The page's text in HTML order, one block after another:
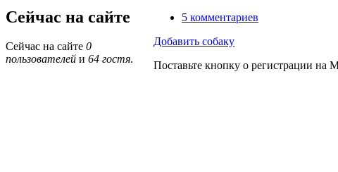
Сейчас на сайте
Сейчас на сайте 0
пользователей и 64 гостя.
5 комментариев
Добавить собаку
Поставьте кнопку о регистрации на